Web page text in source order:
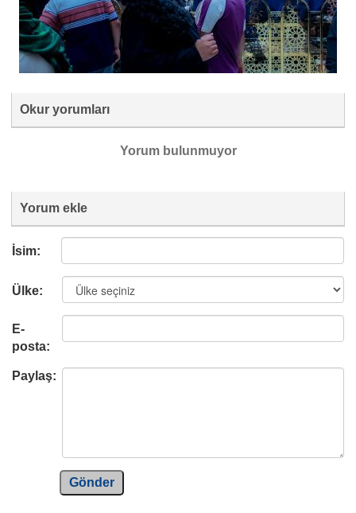
Okur yorumları
Yorum bulunmuyor
Yorum ekle
İsim:
Ülke:
E-
posta:
Paylaş:
Gönder